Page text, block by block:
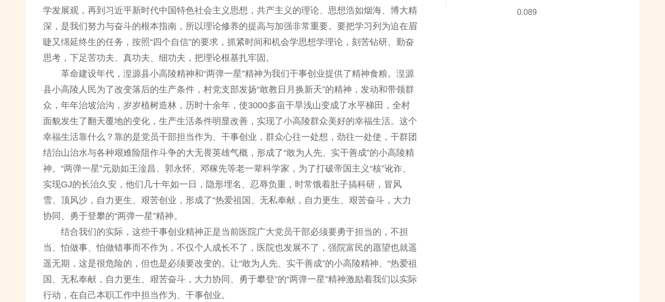
学发展观，再到习近平新时代中国特色社会主义思想，共产主义的理论、思想浩如烟海、博大精
深，是我们努力与奋斗的根本指南，所以理论修养的提高与加强非常重要。要把学习列为迫在眉
睫又绵延终生的任务，按照“四个自信”的要求，抓紧时间和机会学思想学理论，刻苦钻研、勤奋
思考，下足苦功夫、真功夫、细功夫，把理论根基扎牢固。
革命建设年代，湟源县小高陵精神和“两弹一星”精神为我们干事创业提供了精神食粮。湟源
县小高陵人民为了改变落后的生产条件，村党支部发扬“敢教日月换新天”的精神，发动和带领群
众，年年治坡治沟，岁岁植树造林，历时十余年，使3000多亩干旱浅山变成了水平梯田，全村
面貌发生了翻天覆地的变化，生产生活条件明显改善，实现了小高陵群众美好的幸福生活。这个
幸福生活靠什么？靠的是党员干部担当作为、干事创业，群众心往一处想，劲往一处使，干群团
结治山治水与各种艰难险阻作斗争的大无畏英雄气概，形成了“敢为人先、实干善成”的小高陵精
神。“两弹一星”元勋如王淦昌、郭永怀、邓稼先等老一辈科学家，为了打破帝国主义“核”讹诈、
实现GJ的长治久安，他们几十年如一日，隐形埋名、忍辱负重，时常饿着肚子搞科研，冒风
雪、顶风沙，自力更生、艰苦创业，形成了“热爱祖国、无私奉献，自力更生、艰苦奋斗，大力
协同、勇于登攀的“两弹一星”精神。
结合我们的实际，这些干事创业精神正是当前医院广大党员干部必须要勇于担当的，不担
当、怕做事、怕做错事而不作为，不仅个人成长不了，医院也发展不了，强院富民的愿望也就遥
遥无期，这是很危险的，但也是必须要改变的。让“敢为人先、实干善成”的小高陵精神、“热爱祖
国、无私奉献，自力更生、艰苦奋斗，大力协同、勇于攀登”的“两弹一星”精神激励着我们以实际
行动，在自己本职工作中担当作为、干事创业。
0.089